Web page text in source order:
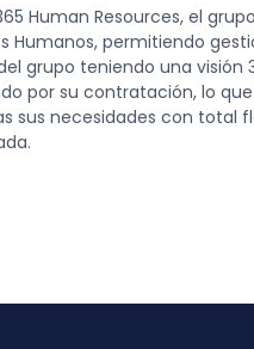
Human Resources, el
Humanos, permitiendo
grupo teniendo una visión
por su contratación, lo
sus necesidades con total